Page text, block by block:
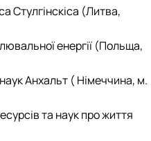
Стулгінскіса (Литва,
енергії (Польща,
Анхальт ( Німеччина, м.
та наук про життя